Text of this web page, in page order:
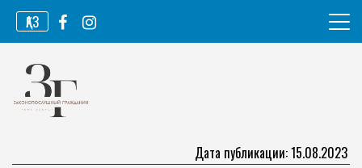
Перейти
содержимому
ҚАЗ
Законопослушный гражданин
Дата публикации: 15.08.2023